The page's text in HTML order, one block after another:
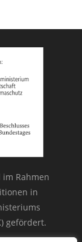
im Rahmen
in
gefördert.